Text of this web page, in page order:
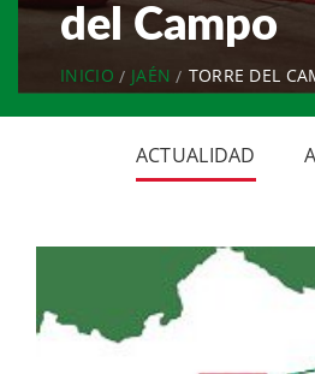
del Campo
INICIO JAÉN TORRE DEL
ACTUALIDAD